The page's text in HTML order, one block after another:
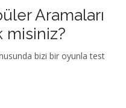
Aramaları
misiniz?
bizi bir oyunla test